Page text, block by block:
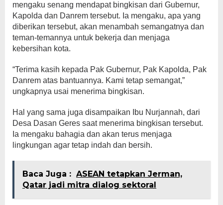
mengaku senang mendapat bingkisan dari Gubernur,
Kapolda dan Danrem tersebut. Ia mengaku, apa yang
diberikan tersebut, akan menambah semangatnya dan
teman-temannya untuk bekerja dan menjaga
kebersihan kota.
“Terima kasih kepada Pak Gubernur, Pak Kapolda, Pak
Danrem atas bantuannya. Kami tetap semangat,”
ungkapnya usai menerima bingkisan.
Hal yang sama juga disampaikan Ibu Nurjannah, dari
Desa Dasan Geres saat menerima bingkisan tersebut.
Ia mengaku bahagia dan akan terus menjaga
lingkungan agar tetap indah dan bersih.
Baca Juga : ASEAN tetapkan Jerman,
Qatar jadi mitra dialog sektoral